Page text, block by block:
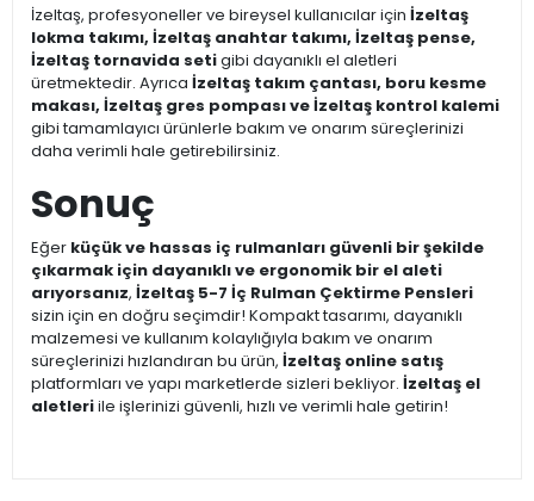
İzeltaş, profesyoneller ve bireysel kullanıcılar için İzeltaş
lokma takımı, İzeltaş anahtar takımı, İzeltaş pense,
İzeltaş tornavida setigibi dayanıklı el aletleri
üretmektedir. Ayrıca İzeltaş takım çantası, boru kesme
makası, İzeltaş gres pompası ve İzeltaş kontrol kalemi
gibi tamamlayıcı ürünlerle bakım ve onarım süreçlerinizi
daha verimli hale getirebilirsiniz.
Sonuç
Eğer küçük ve hassas iç rulmanları güvenli bir şekilde
çıkarmak için dayanıklı ve ergonomik bir el aleti
arıyorsanız, İzeltaş 5-7 İç Rulman Çektirme Pensleri
sizin için en doğru seçimdir! Kompakt tasarımı, dayanıklı
malzemesi ve kullanım kolaylığıyla bakım ve onarım
süreçlerinizi hızlandıran bu ürün, İzeltaş online satış
platformları ve yapı marketlerde sizleri bekliyor. İzeltaş el
aletleriile işlerinizi güvenli, hızlı ve verimli hale getirin!